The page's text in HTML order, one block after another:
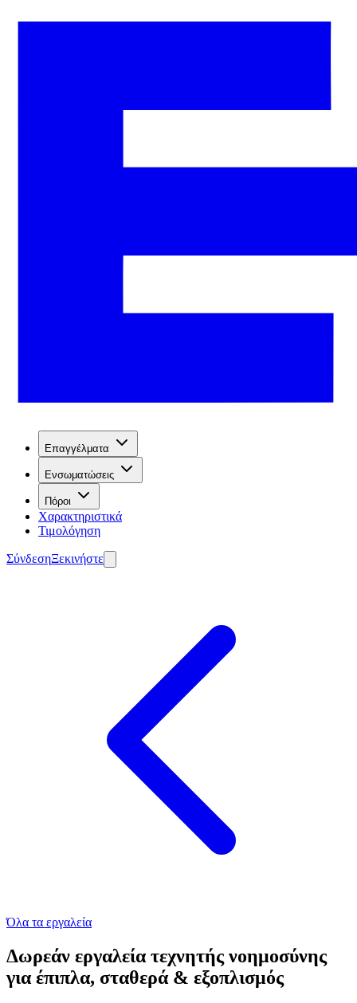
Επαγγέλματα
Ενσωματώσεις
Πόροι
Χαρακτηριστικά
Τιμολόγηση
ΣύνδεσηΞεκινήστε
Όλα τα εργαλεία
Δωρεάν εργαλεία τεχνητής νοημοσύνης
για έπιπλα, σταθερά & εξοπλισμός